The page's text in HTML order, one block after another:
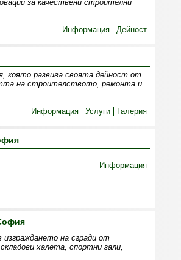
за качествени строителни
Информация
Дейност
която развива своята дейност от
на строителството, ремонта и
Информация
Услуги Галерия
Информация
на сгради от
халета, спортни зали,